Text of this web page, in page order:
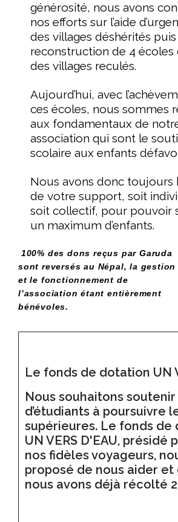
générosité, nous avons
nos efforts sur l’aide
des villages déshérités puis
reconstruction de 4 écoles
des villages reculés.
Aujourd’hui, avec
ces écoles, nous sommes
aux fondamentaux de
association qui sont le
scolaire aux enfants
Nous avons donc toujours
de votre support, soit
soit collectif, pour pouvoir
un maximum d’enfants.
100% des dons reçus par Garuda
sont reversés au Népal, la gestion
et le fonctionnement de
l’association étant entièrement
bénévoles.
Le fonds de dotation UN
Nous souhaitons soutenir
d’étudiants à poursuivre
supérieures. Le fonds de
UN VERS D'EAU, présidé
nos fidèles voyageurs,
proposé de nous aider et
nous avons déjà récolté